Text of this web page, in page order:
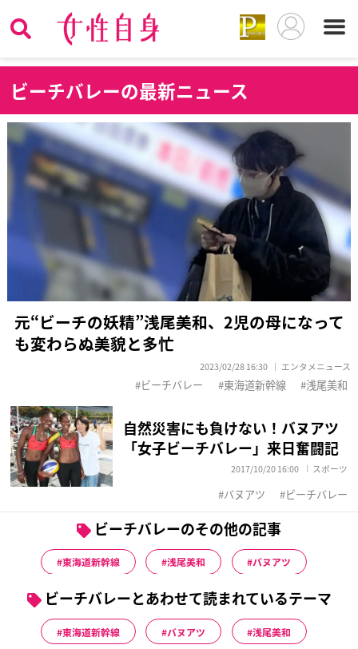
ビーチバレーの最新ニュース
元“ビーチの妖精”浅尾美和、2児の母になって
も変わらぬ美貌と多忙
2023/02/28 16:30 エンタメニュース
ビーチバレー 東海道新幹線 浅尾美和
自然災害にも負けない！バヌアツ
「女子ビーチバレー」来日奮闘記
2017/10/20 16:00 スポーツ
バヌアツ ビーチバレー
ビーチバレーのその他の記事
東海道新幹線 浅尾美和 バヌアツ
ビーチバレーとあわせて読まれているテーマ
東海道新幹線 バヌアツ 浅尾美和